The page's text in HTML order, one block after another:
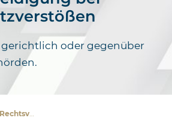
gerichtlich oder gegenüber
Rechtsverteidigung bei Datenschutzverstößen